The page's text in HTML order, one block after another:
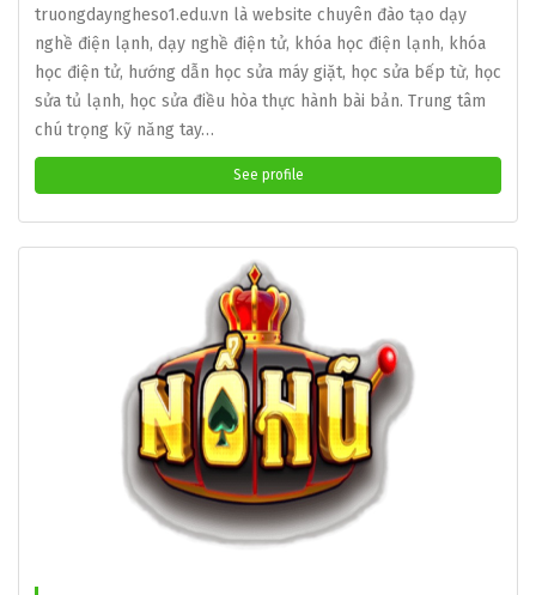
truongdayngheso1.edu.vn là website chuyên đào tạo dạy
nghề điện lạnh, dạy nghề điện tử, khóa học điện lạnh, khóa
học điện tử, hướng dẫn học sửa máy giặt, học sửa bếp từ, học
sửa tủ lạnh, học sửa điều hòa thực hành bài bản. Trung tâm
chú trọng kỹ năng tay…
See profile